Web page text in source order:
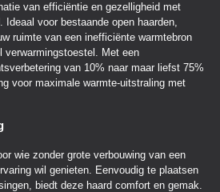
van efficiëntie en gezelligheid met
voor bestaande open haarden,
ruimte van een inefficiënte warmtebron
verwarmingstoestel. Met een
van 10% naar maar liefst 75%
voor maximale warmte-uitstraling met
wie zonder grote verbouwing van een
wil genieten. Eenvoudig te plaatsen
biedt deze haard comfort en gemak.